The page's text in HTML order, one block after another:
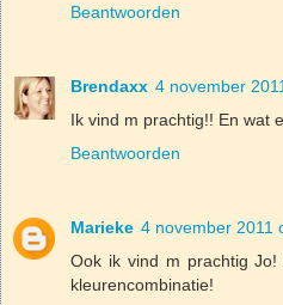
Beantwoorden
Brendaxx 4 november
Ik vind m prachtig!! En wat
Beantwoorden
Marieke 4 november 2011
Ook ik vind m prachtig
kleurencombinatie!